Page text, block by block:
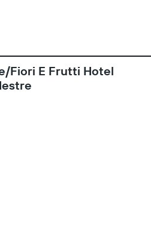
Fiori E Frutti Hotel